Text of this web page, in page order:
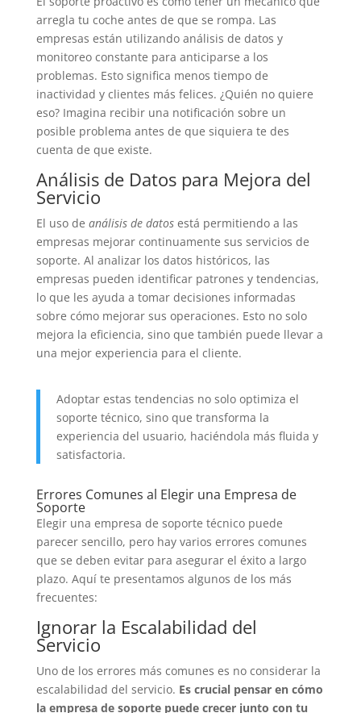
arregla tu coche antes de que se rompa. Las
empresas están utilizando análisis de datos y
monitoreo constante para anticiparse a los
problemas. Esto significa menos tiempo de
inactividad y clientes más felices. ¿Quién no quiere
eso? Imagina recibir una notificación sobre un
posible problema antes de que siquiera te des
cuenta de que existe.
Análisis de Datos para Mejora del
Servicio
El uso de análisis de datosestá permitiendo a las
empresas mejorar continuamente sus servicios de
soporte. Al analizar los datos históricos, las
empresas pueden identificar patrones y tendencias,
lo que les ayuda a tomar decisiones informadas
sobre cómo mejorar sus operaciones. Esto no solo
mejora la eficiencia, sino que también puede llevar a
una mejor experiencia para el cliente.
Adoptar estas tendencias no solo optimiza el
soporte técnico, sino que transforma la
experiencia del usuario, haciéndola más fluida y
satisfactoria.
Errores Comunes al Elegir una Empresa de
Soporte
Elegir una empresa de soporte técnico puede
parecer sencillo, pero hay varios errores comunes
que se deben evitar para asegurar el éxito a largo
plazo. Aquí te presentamos algunos de los más
frecuentes:
Ignorar la Escalabilidad del
Servicio
Uno de los errores más comunes es no considerar la
escalabilidad del servicio. Es crucial pensar en cómo
la empresa de soporte puede crecer junto con tu